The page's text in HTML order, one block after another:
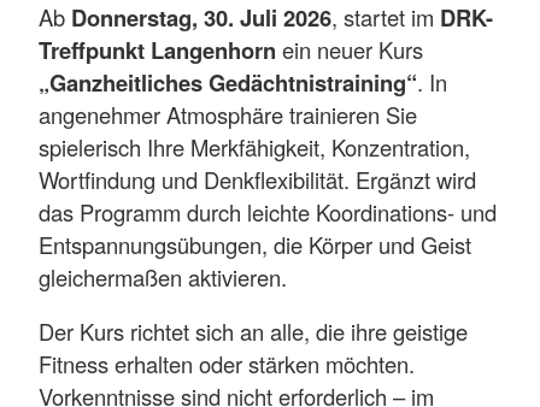
Ab Donnerstag, 30. Juli 2026, startet im DRK-
Treffpunkt Langenhorn ein neuer Kurs
„Ganzheitliches Gedächtnistraining“. In
angenehmer Atmosphäre trainieren Sie
spielerisch Ihre Merkfähigkeit, Konzentration,
Wortfindung und Denkflexibilität. Ergänzt wird
das Programm durch leichte Koordinations- und
Entspannungsübungen, die Körper und Geist
gleichermaßen aktivieren.
Der Kurs richtet sich an alle, die ihre geistige
Fitness erhalten oder stärken möchten.
Vorkenntnisse sind nicht erforderlich – im